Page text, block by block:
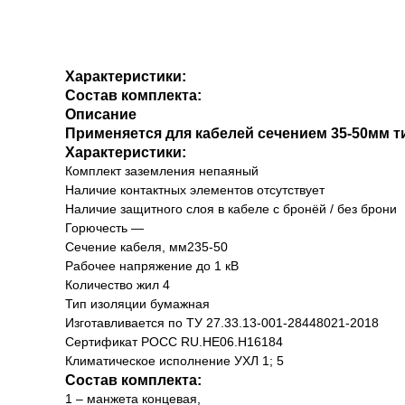
Характеристики:
Состав комплекта:
Описание
Применяется для кабелей сечением 35-50мм
Характеристики:
Комплект заземления непаяный
Наличие контактных элементов отсутствует
Наличие защитного слоя в кабеле с бронёй / без брони
Горючесть —
Сечение кабеля, мм235-50
Рабочее напряжение до 1 кВ
Количество жил 4
Тип изоляции бумажная
Изготавливается по ТУ 27.33.13-001-28448021-2018
Сертификат РОСС RU.HЕ06.Н16184
Климатическое исполнение УХЛ 1; 5
Состав комплекта:
1 – манжета концевая,